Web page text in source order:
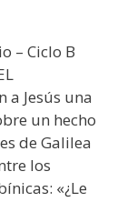
– Ciclo B
a Jesús una
un hecho
de Galilea
los
«¿Le